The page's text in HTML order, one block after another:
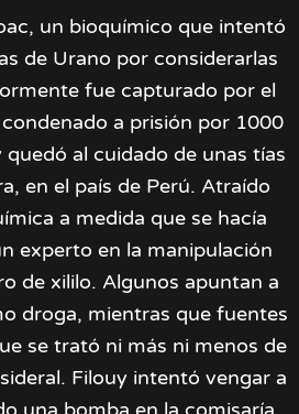
un bioquímico que intentó
de Urano por considerarlas
fue capturado por el
a prisión por 1000
al cuidado de unas tías
en el país de Perú. Atraído
a medida que se hacía
experto en la manipulación
de xililo. Algunos apuntan a
droga, mientras que fuentes
se trató ni más ni menos de
Filouy intentó vengar a
una bomba en la comisaría